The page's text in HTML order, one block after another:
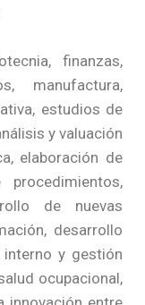
finanzas,
manufactura,
estudios de
y valuación
elaboración de
de nuevas
desarrollo
y gestión
ocupacional,